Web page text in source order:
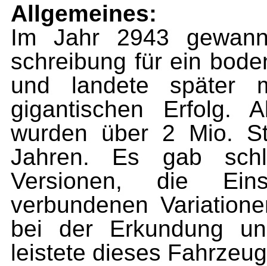
Allgemeines:
Im Jahr 2943
schreibung für ein
und landete später
gigantischen Erfolg.
wurden über 2 Mio.
Jahren. Es gab
Versionen, die
verbundenen
bei der Erkundung
leistete dieses